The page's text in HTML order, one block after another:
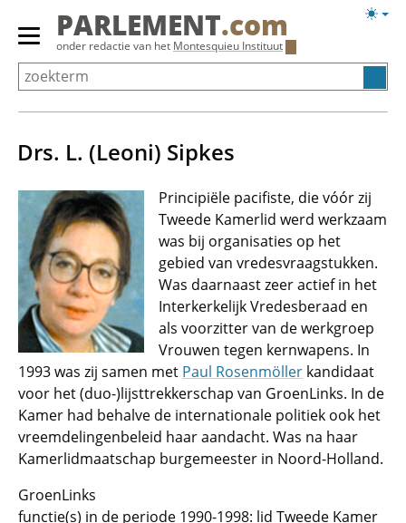
Overslaan
Primair
menu
tonen/verbergen
PARLEMENT.com
onder redactie van het Montesquieu Instituut
Drs. L. (Leoni) Sipkes
Principiële pacifiste, die vóór zij
Tweede Kamerlid werd werkzaam
was bij organisaties op het
gebied van vredesvraagstukken.
Was daarnaast zeer actief in het
Interkerkelijk Vredesberaad en
als voorzitter van de werkgroep
Vrouwen tegen kernwapens. In
1993 was zij samen met Paul Rosenmöller kandidaat
voor het (duo-)lijsttrekkerschap van GroenLinks. In de
Kamer had behalve de internationale politiek ook het
vreemdelingenbeleid haar aandacht. Was na haar
Kamerlidmaatschap burgemeester in Noord-Holland.
GroenLinks
functie(s) in de periode 1990-1998: lid Tweede Kamer